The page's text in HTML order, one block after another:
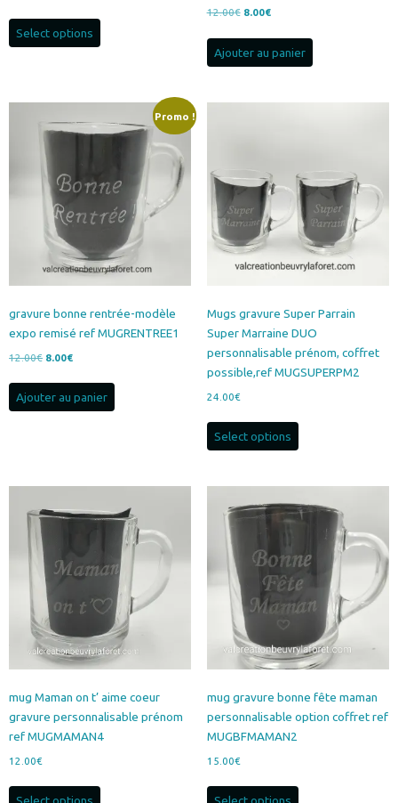
était :
Select options
12.00€ Le
8.00€Le
est :
Ajouter au panier
Promo !
gravure bonne rentrée-modèle
expo remisé ref MUGRENTREE1
12.00€ Le
8.00€Le
est :
Ajouter au panier
Mugs gravure Super Parrain
Super Marraine DUO
personnalisable prénom, coffret
possible,ref MUGSUPERPM2
24.00€
Select options
mug Maman on t’ aime coeur
gravure personnalisable prénom
ref MUGMAMAN4
12.00€
mug gravure bonne fête maman
personnalisable option coffret ref
MUGBFMAMAN2
15.00€